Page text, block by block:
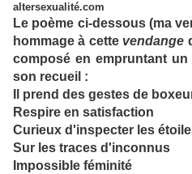
altersexualité.com
Le poème ci-dessous (ma
hommage à cette vendange
composé en empruntant
son recueil :
Il prend des gestes de
Respire en satisfaction
Curieux d'inspecter les
Sur les traces d'inconnus
Impossible féminité